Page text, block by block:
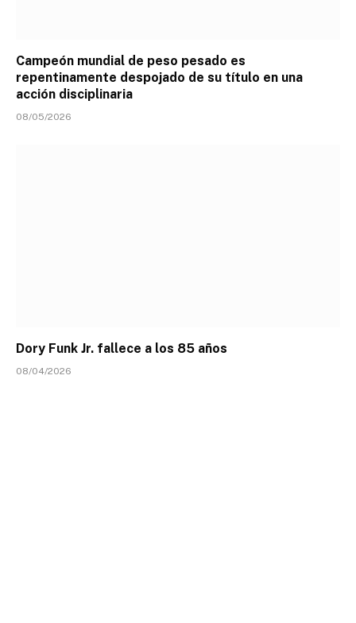
Campeón mundial de peso pesado es
repentinamente despojado de su título en una
acción disciplinaria
08/05/2026
Dory Funk Jr. fallece a los 85 años
08/04/2026